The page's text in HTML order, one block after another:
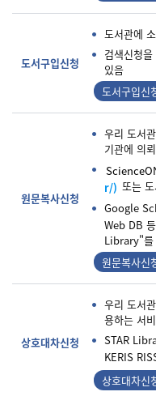
도서구입신청
도서관에
검색신청
있음
도서구입신
원문복사신청
우리 도서
기관에 의
r/) 또는
Google
Web DB
Library"를
원문복사신
상호대차신청
우리 도서
용하는 서
STAR
KERIS
상호대차신